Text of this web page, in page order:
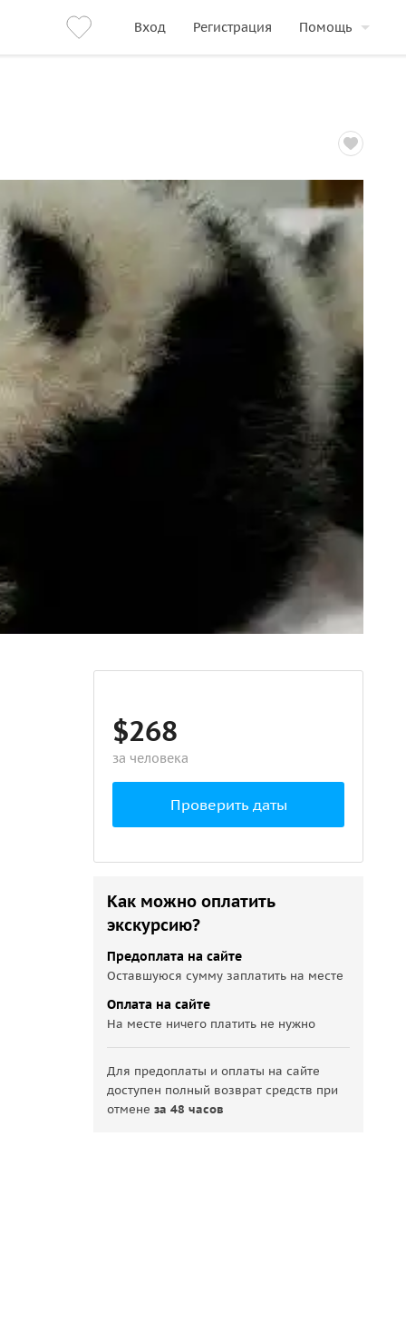
Вход Регистрация Помощь
$268
за человека
Проверить даты
Как можно оплатить
экскурсию?
Предоплата на сайте
Оставшуюся сумму заплатить на месте
Оплата на сайте
На месте ничего платить не нужно
Для предоплаты и оплаты на сайте
доступен полный возврат средств при
отменеза 48 часов